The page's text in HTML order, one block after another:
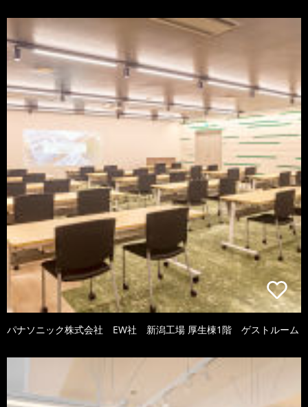
パナソニック株式会社 EW社 新潟工場 厚生棟1階 ゲストルーム